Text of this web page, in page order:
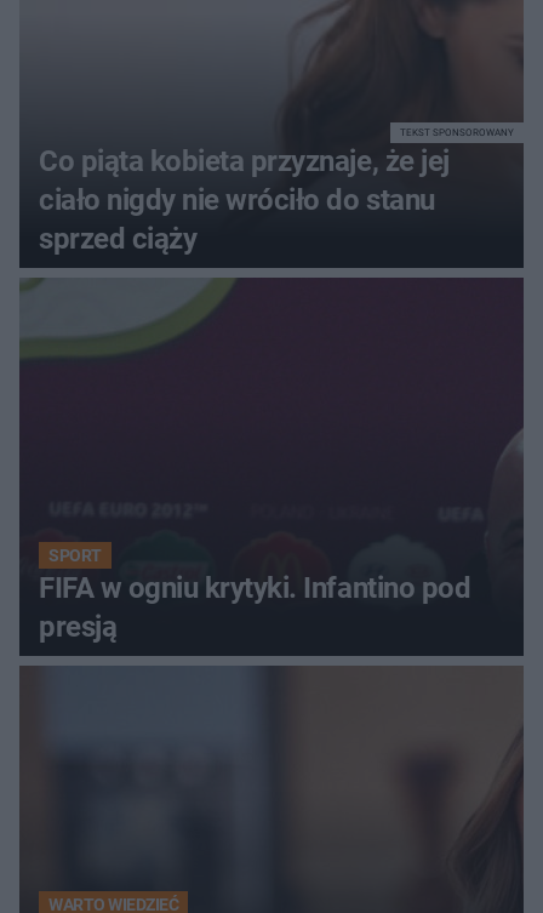
Co piąta kobieta przyznaje, że jej
ciało nigdy nie wróciło do stanu
sprzed ciąży
TEKST SPONSOROWANY
SPORT
FIFA w ogniu krytyki. Infantino pod
presją
WARTO WIEDZIEĆ